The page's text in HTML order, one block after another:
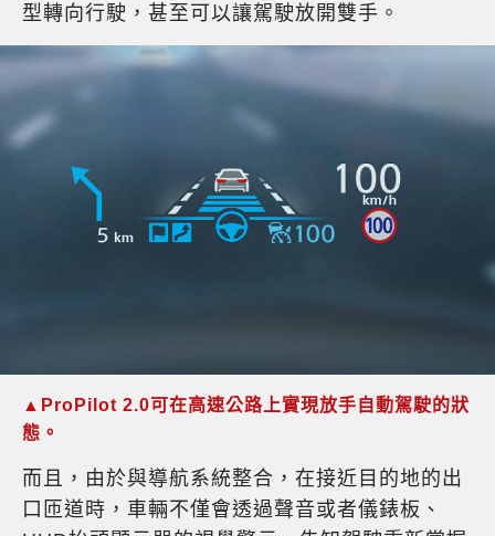
型轉向行駛，甚至可以讓駕駛放開雙手。
▲ProPilot 2.0可在高速公路上實現放手自動駕駛的狀
態。
而且，由於與導航系統整合，在接近目的地的出
口匝道時，車輛不僅會透過聲音或者儀錶板、